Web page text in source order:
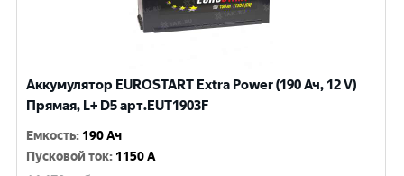
Аккумулятор EUROSTART Extra Power (190 Ач, 12 V)
Прямая, L+ D5 арт.EUT1903F
Емкость: 190 Ач
Пусковой ток: 1150 A